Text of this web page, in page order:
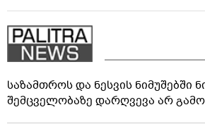
საზამთროს და ნესვის ნიმუშებში
შემცველობაზე დარღვევა არ